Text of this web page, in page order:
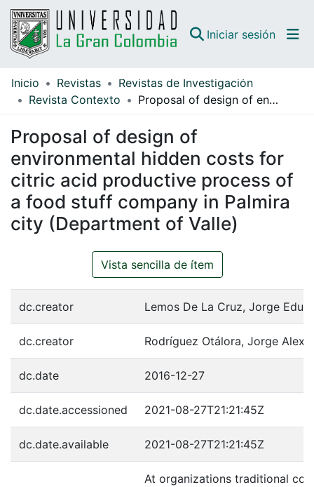
Iniciar sesión
Comunidades
Inicio Revistas
Revistas de Investigación
Revista Contexto
Proposal of design of environmental hidden costs for citric acid productive process of a food stuff company in Palmira city (Department of Valle)
Proposal of design of
environmental hidden costs for
citric acid productive process of
a food stuff company in Palmira
city (Department of Valle)
Vista sencilla de ítem
dc.creator Lemos De La Cruz, Jorge
dc.creator Rodríguez Otálora, Jorge
dc.date 2016-12-27
dc.date.accessioned 2021-08-27T21:21:45Z
dc.date.available 2021-08-27T21:21:45Z
At organizations traditional